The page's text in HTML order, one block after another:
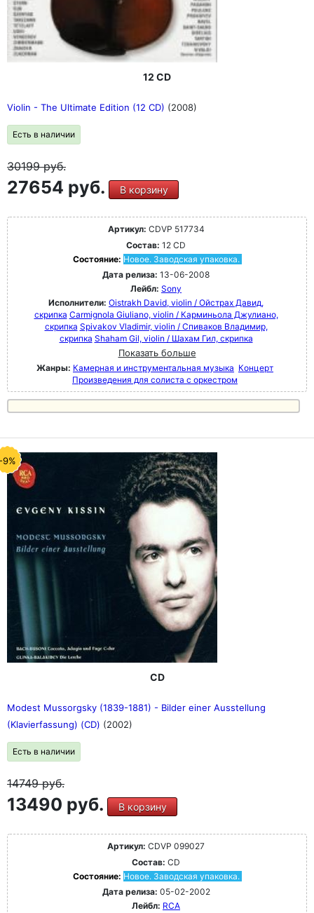
12 CD
Violin - The Ultimate Edition (12 CD) (2008)
Есть в наличии
30199руб.
27654 руб. В корзину
Артикул: CDVP 517734
Состав: 12 CD
Состояние: Новое. Заводская упаковка.
Дата релиза: 13-06-2008
Лейбл: Sony
Исполнители: Oistrakh David, violin / Ойстрах Давид,
скрипка Carmignola Giuliano, violin / Карминьола Джулиано,
скрипка Spivakov Vladimir, violin / Спиваков Владимир,
скрипка Shaham Gil, violin / Шахам Гил, скрипка
Показать больше
Жанры: Камерная и инструментальная музыка Концерт
Произведения для солиста с оркестром
9%
CD
Modest Mussorgsky (1839-1881) - Bilder einer Ausstellung
(Klavierfassung) (CD) (2002)
Есть в наличии
14749руб.
13490 руб. В корзину
Артикул: CDVP 099027
Состав: CD
Состояние: Новое. Заводская упаковка.
Дата релиза: 05-02-2002
Лейбл: RCA